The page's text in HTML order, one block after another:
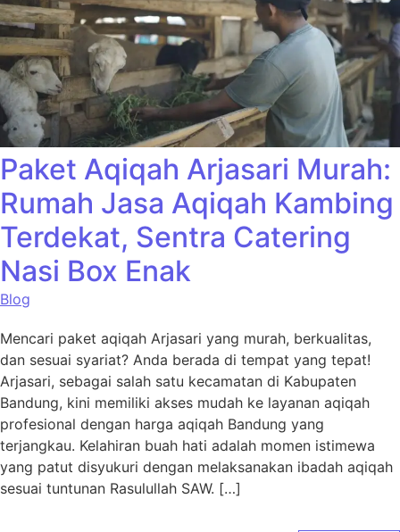
Paket Aqiqah Arjasari Murah:
Rumah Jasa Aqiqah Kambing
Terdekat, Sentra Catering
Nasi Box Enak
Blog
Mencari paket aqiqah Arjasari yang murah, berkualitas,
dan sesuai syariat? Anda berada di tempat yang tepat!
Arjasari, sebagai salah satu kecamatan di Kabupaten
Bandung, kini memiliki akses mudah ke layanan aqiqah
profesional dengan harga aqiqah Bandung yang
terjangkau. Kelahiran buah hati adalah momen istimewa
yang patut disyukuri dengan melaksanakan ibadah aqiqah
sesuai tuntunan Rasulullah SAW. […]